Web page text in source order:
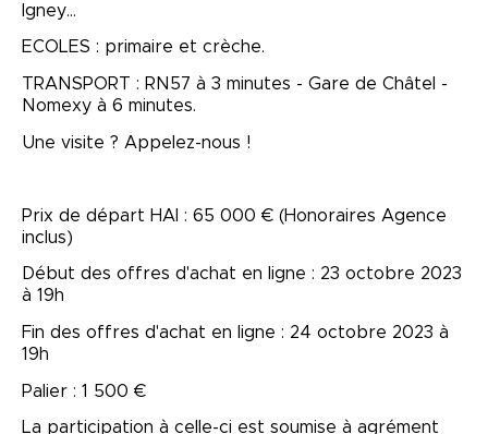
Igney…
ECOLES : primaire et crèche.
TRANSPORT : RN57 à 3 minutes - Gare de Châtel -
Nomexy à 6 minutes.
Une visite ? Appelez-nous !
Prix de départ HAI : 65 000 € (Honoraires Agence
inclus)
Début des offres d'achat en ligne : 23 octobre 2023
à 19h
Fin des offres d'achat en ligne : 24 octobre 2023 à
19h
Palier : 1 500 €
La participation à celle-ci est soumise à agrément